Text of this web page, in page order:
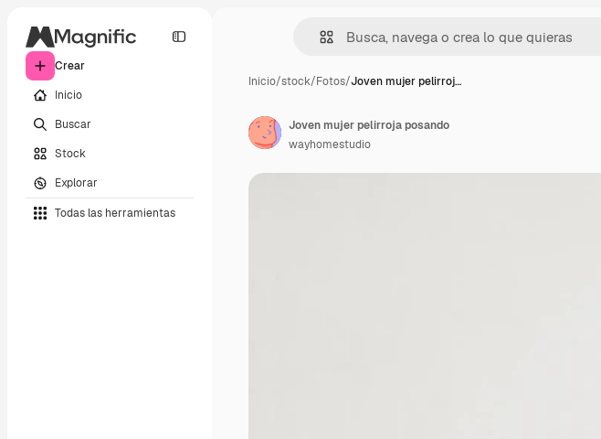
Crear
Inicio
Buscar
Stock
Explorar
Todas las herramientas
Inicio/stock/Fotos/Joven mujer pelirroj…
Joven mujer pelirroja posando
wayhomestudio